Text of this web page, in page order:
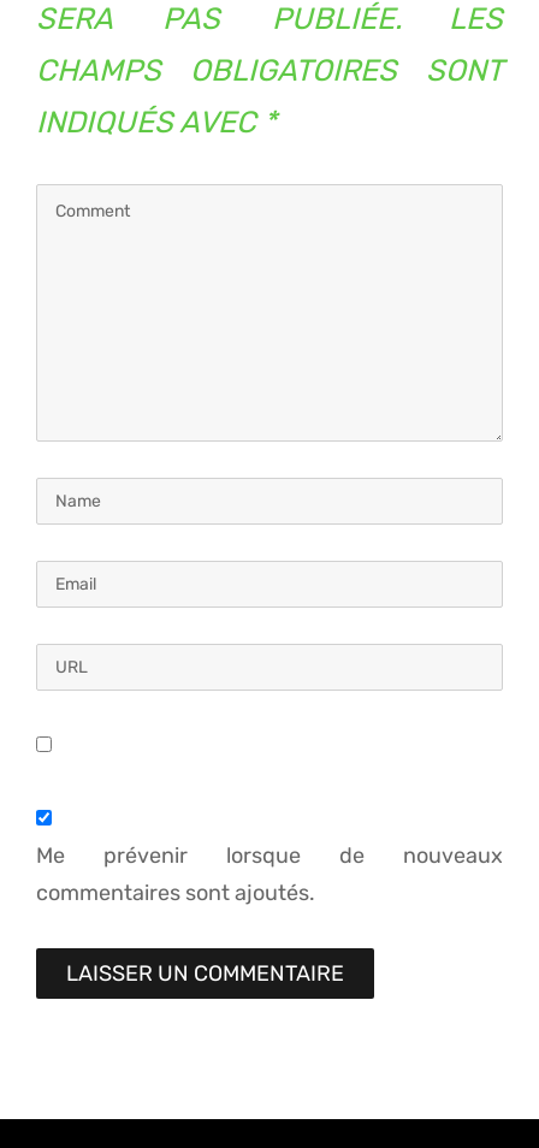
SERA PAS PUBLIÉE.
LES
CHAMPS OBLIGATOIRES SONT
INDIQUÉS AVEC *
Me prévenir lorsque de nouveaux
commentaires sont ajoutés.